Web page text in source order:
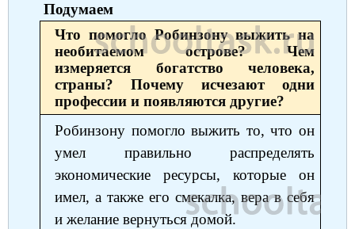
Подумаем
Что помогло Робинзону выжить на
необитаемом острове? Чем
измеряется богатство человека,
страны? Почему исчезают одни
профессии и появляются другие?
Робинзону помогло выжить то, что он
умел правильно распределять
экономические ресурсы, которые он
имел, а также его смекалка, вера в себя
и желание вернуться домой.